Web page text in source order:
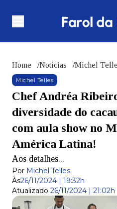
Home /Notícias /Michel
Michel Telles
Chef Andréa
diversidade do
com aula show no
América Latina!
Aos detalhes...
Por Michel Telles
Às26/11/2024 | 19:32h
Atualizado 26/11/2024 | 21:02h